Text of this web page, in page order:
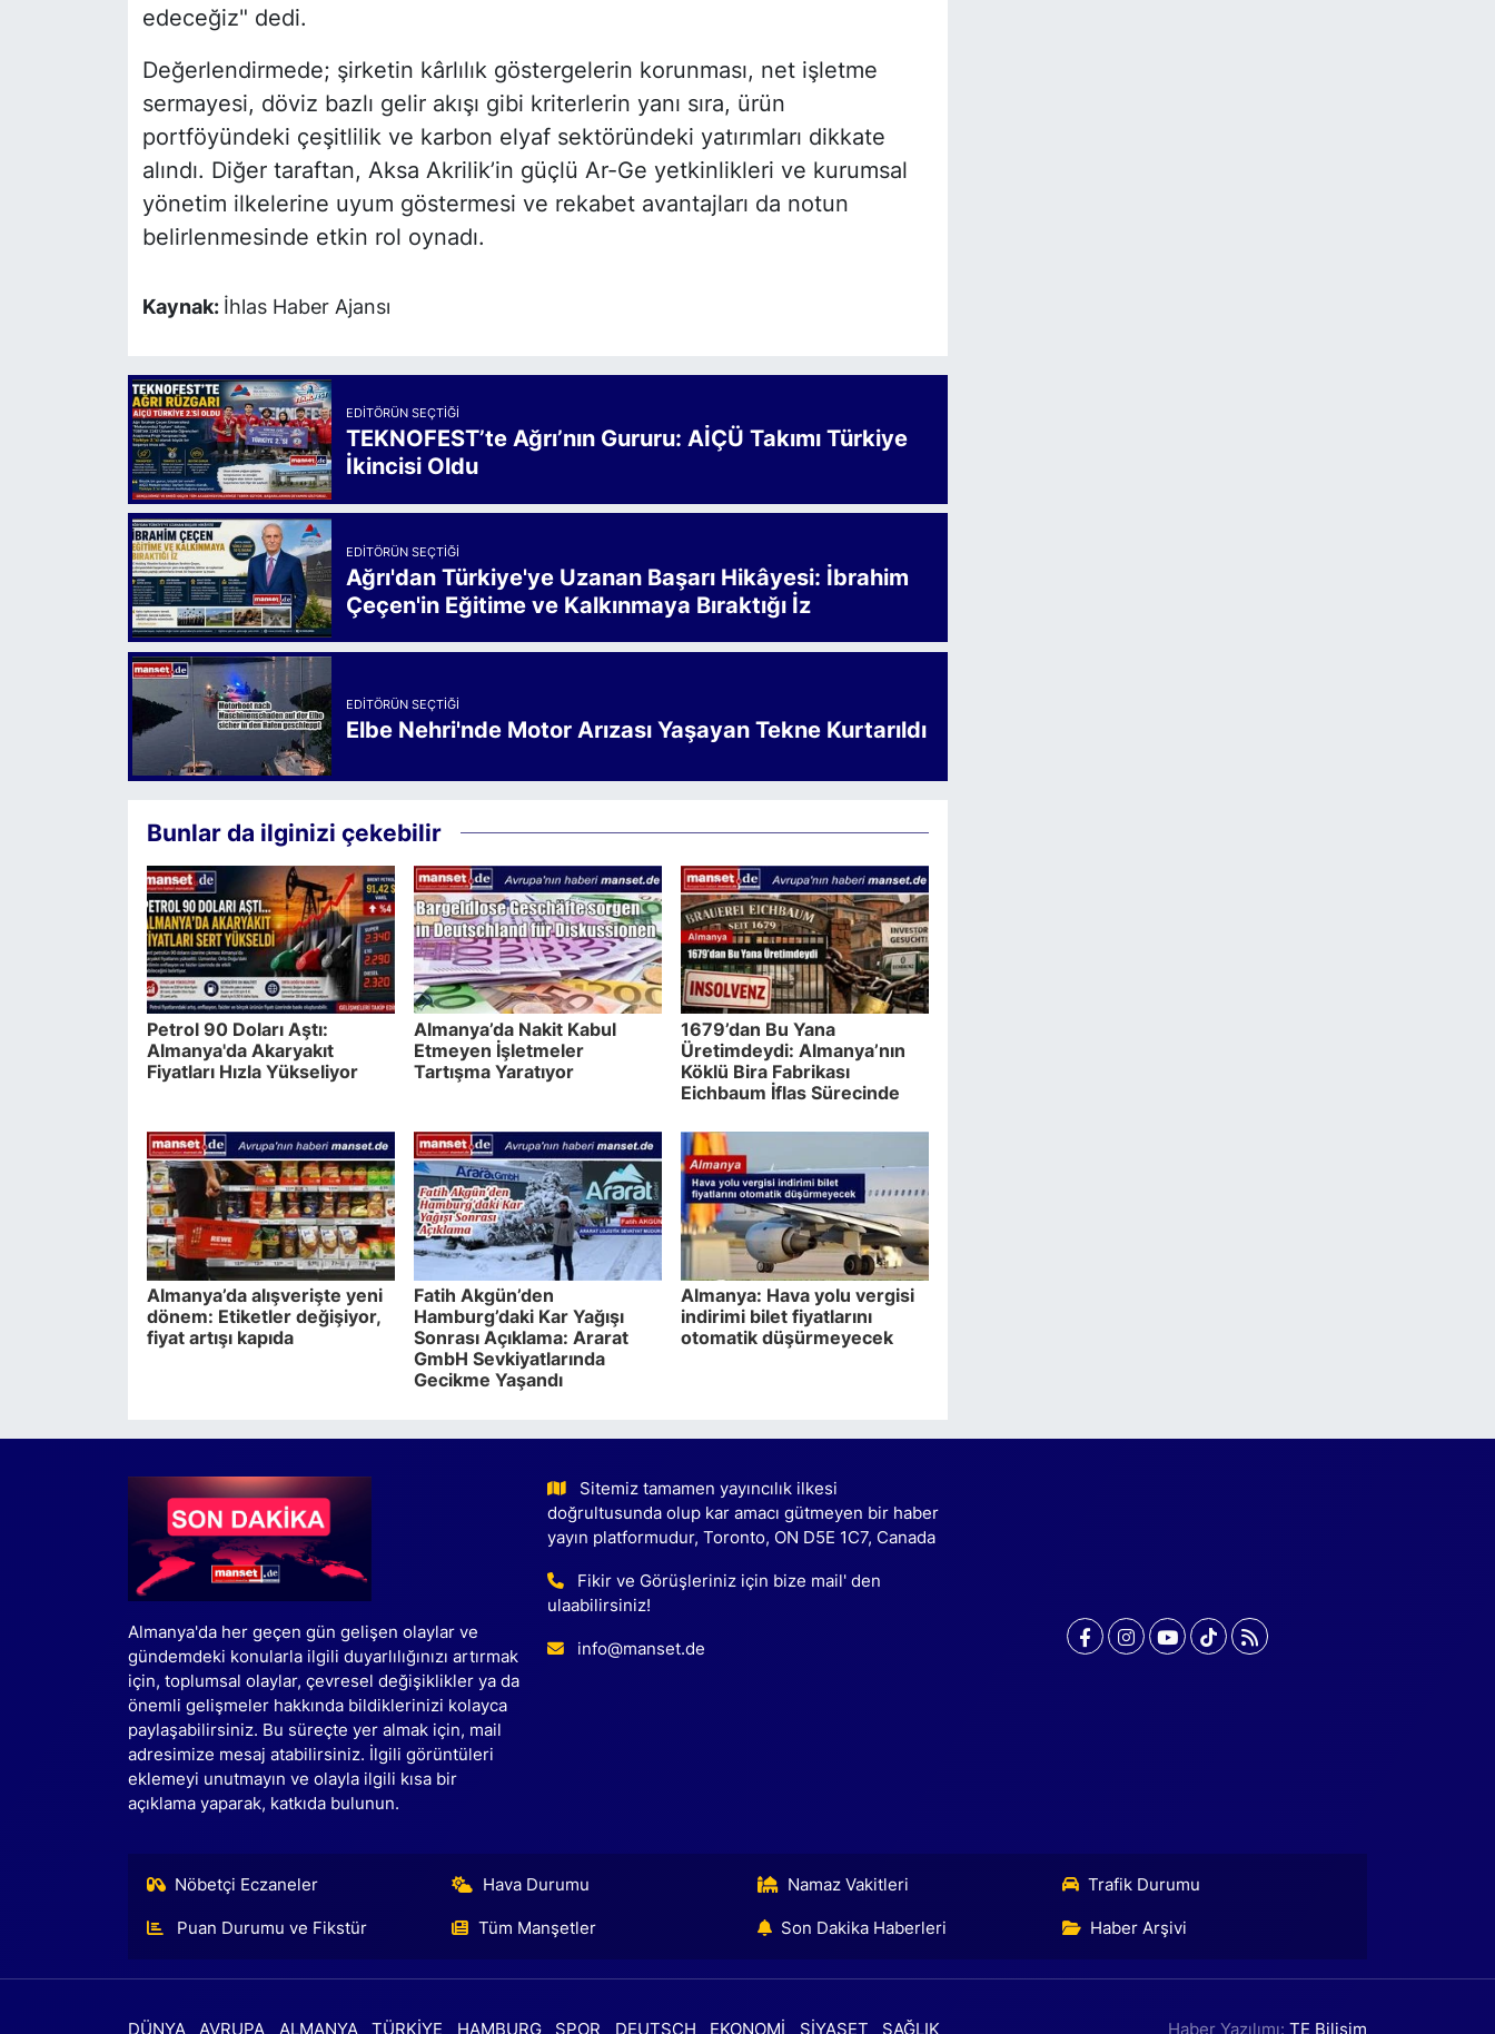
edeceğiz" dedi.
Değerlendirmede; şirketin kârlılık göstergelerin korunması, net işletme
sermayesi, döviz bazlı gelir akışı gibi kriterlerin yanı sıra, ürün
portföyündeki çeşitlilik ve karbon elyaf sektöründeki yatırımları dikkate
alındı. Diğer taraftan, Aksa Akrilik’in güçlü Ar-Ge yetkinlikleri ve kurumsal
yönetim ilkelerine uyum göstermesi ve rekabet avantajları da notun
belirlenmesinde etkin rol oynadı.
Kaynak: İhlas Haber Ajansı
EDITÖRÜN SEÇTIĞI
TEKNOFEST’te Ağrı’nın Gururu: AİÇÜ Takımı Türkiye
İkincisi Oldu
EDITÖRÜN SEÇTIĞI
Ağrı'dan Türkiye'ye Uzanan Başarı Hikâyesi: İbrahim
Çeçen'in Eğitime ve Kalkınmaya Bıraktığı İz
EDITÖRÜN SEÇTIĞI
Elbe Nehri'nde Motor Arızası Yaşayan Tekne Kurtarıldı
Bunlar da ilginizi çekebilir
Petrol 90 Doları Aştı:
Almanya'da Akaryakıt
Fiyatları Hızla Yükseliyor
Almanya’da Nakit Kabul
Etmeyen İşletmeler
Tartışma Yaratıyor
1679’dan Bu Yana
Üretimdeydi: Almanya’nın
Köklü Bira Fabrikası
Eichbaum İflas Sürecinde
Almanya’da alışverişte yeni
dönem: Etiketler değişiyor,
fiyat artışı kapıda
Fatih Akgün’den
Hamburg’daki Kar Yağışı
Sonrası Açıklama: Ararat
GmbH Sevkiyatlarında
Gecikme Yaşandı
Almanya: Hava yolu vergisi
indirimi bilet fiyatlarını
otomatik düşürmeyecek
Almanya'da her geçen gün gelişen olaylar ve
gündemdeki konularla ilgili duyarlılığınızı artırmak
için, toplumsal olaylar, çevresel değişiklikler ya da
önemli gelişmeler hakkında bildiklerinizi kolayca
paylaşabilirsiniz. Bu süreçte yer almak için, mail
adresimize mesaj atabilirsiniz. İlgili görüntüleri
eklemeyi unutmayın ve olayla ilgili kısa bir
açıklama yaparak, katkıda bulunun.
Sitemiz tamamen yayıncılık ilkesi
doğrultusunda olup kar amacı gütmeyen bir haber
yayın platformudur, Toronto, ON D5E 1C7, Canada
Fikir ve Görüşleriniz için bize mail' den
ulaabilirsiniz!
info@manset.de
Nöbetçi Eczaneler Hava Durumu Namaz Vakitleri Trafik Durumu
Puan Durumu ve Fikstür Tüm Manşetler Son Dakika Haberleri Haber Arşivi
DÜNYA AVRUPA ALMANYA TÜRKİYE HAMBURG SPOR DEUTSCH EKONOMİ SİYASET SAĞLIK Haber Yazılımı:TE Bilişim